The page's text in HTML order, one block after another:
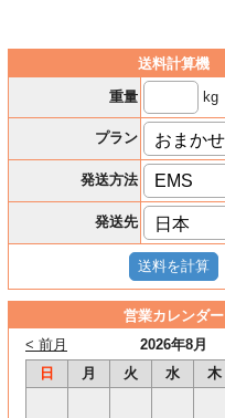
送料計算機
重量
kg
プラン
発送方法
発送先
営業カレンダー
2026年8月
< 前月
日
月 火 水 木